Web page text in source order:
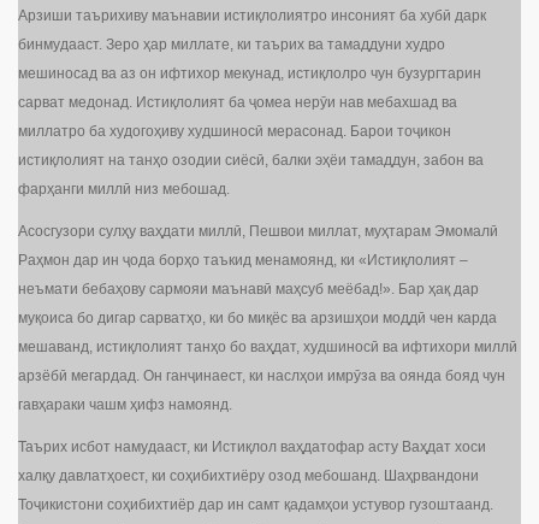
Арзиши таърихиву маънавии истиқлолиятро инсоният ба хубӣ дарк
бинмудааст. Зеро ҳар миллате, ки таърих ва тамаддуни худро
мешиносад ва аз он ифтихор мекунад, истиқлолро чун бузургтарин
сарват медонад. Истиқлолият ба ҷомеа нерӯи нав мебахшад ва
миллатро ба худогоҳиву худшиносӣ мерасонад. Барои тоҷикон
истиқлолият на танҳо озодии сиёсӣ, балки эҳёи тамаддун, забон ва
фарҳанги миллӣ низ мебошад.
Асосгузори сулҳу ваҳдати миллӣ, Пешвои миллат, муҳтарам Эмомалӣ
Раҳмон дар ин ҷода борҳо таъкид менамоянд, ки «Истиқлолият –
неъмати бебаҳову сармояи маънавӣ маҳсуб меёбад!». Бар ҳақ дар
муқоиса бо дигар сарватҳо, ки бо миқёс ва арзишҳои моддӣ чен карда
мешаванд, истиқлолият танҳо бо ваҳдат, худшиносӣ ва ифтихори миллӣ
арзёбӣ мегардад. Он ганҷинаест, ки наслҳои имрӯза ва оянда бояд чун
гавҳараки чашм ҳифз намоянд.
Таърих исбот намудааст, ки Истиқлол ваҳдатофар асту Ваҳдат хоси
халқу давлатҳоест, ки соҳибихтиёру озод мебошанд. Шаҳрвандони
Тоҷикистони соҳибихтиёр дар ин самт қадамҳои устувор гузоштаанд.